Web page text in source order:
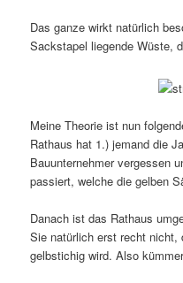
Das ganze wirkt natürlich
Sackstapel liegende Wüste,
Meine Theorie ist nun
Rathaus hat 1.) jemand die
Bauunternehmer vergessen
passiert, welche die gelben
Danach ist das Rathaus
Sie natürlich erst recht nicht,
gelbstichig wird. Also